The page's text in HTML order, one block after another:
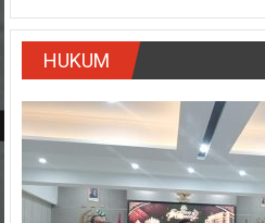
HUKUM